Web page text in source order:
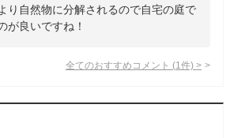
り自然物に分解されるので自宅の庭で
が良いですね！
全てのおすすめコメント (1 件) >